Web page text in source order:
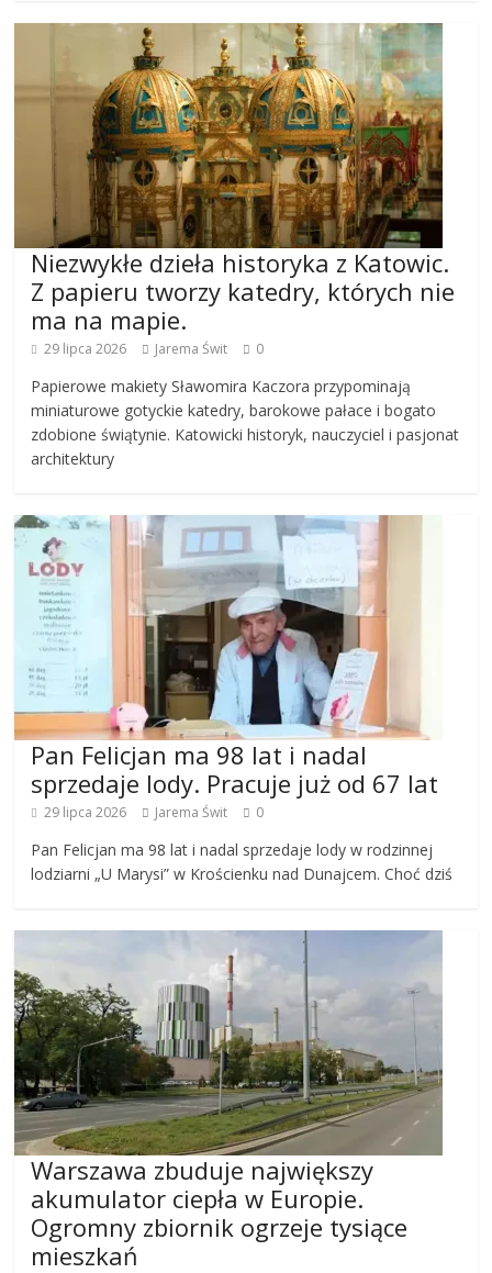
Niezwykłe dzieła historyka z Katowic.
Z papieru tworzy katedry, których nie
ma na mapie.
29 lipca 2026 Jarema Świt 0
Papierowe makiety Sławomira Kaczora przypominają
miniaturowe gotyckie katedry, barokowe pałace i bogato
zdobione świątynie. Katowicki historyk, nauczyciel i pasjonat
architektury
Pan Felicjan ma 98 lat i nadal
sprzedaje lody. Pracuje już od 67 lat
29 lipca 2026 Jarema Świt 0
Pan Felicjan ma 98 lat i nadal sprzedaje lody w rodzinnej
lodziarni „U Marysi” w Krościenku nad Dunajcem. Choć dziś
Warszawa zbuduje największy
akumulator ciepła w Europie.
Ogromny zbiornik ogrzeje tysiące
mieszkań